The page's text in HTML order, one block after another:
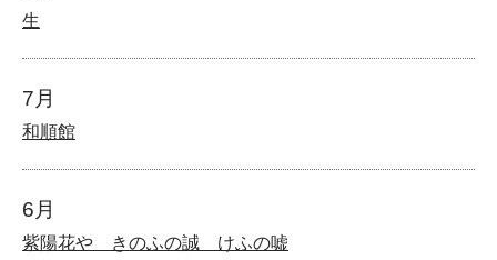
生
7月
和順館
6月
紫陽花や きのふの誠 けふの嘘